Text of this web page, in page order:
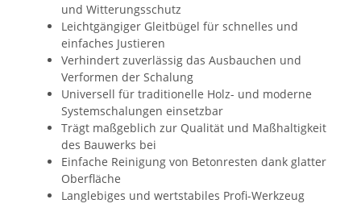
und Witterungsschutz
Leichtgängiger Gleitbügel für schnelles und
einfaches Justieren
Verhindert zuverlässig das Ausbauchen und
Verformen der Schalung
Universell für traditionelle Holz- und moderne
Systemschalungen einsetzbar
Trägt maßgeblich zur Qualität und Maßhaltigkeit
des Bauwerks bei
Einfache Reinigung von Betonresten dank glatter
Oberfläche
Langlebiges und wertstabiles Profi-Werkzeug